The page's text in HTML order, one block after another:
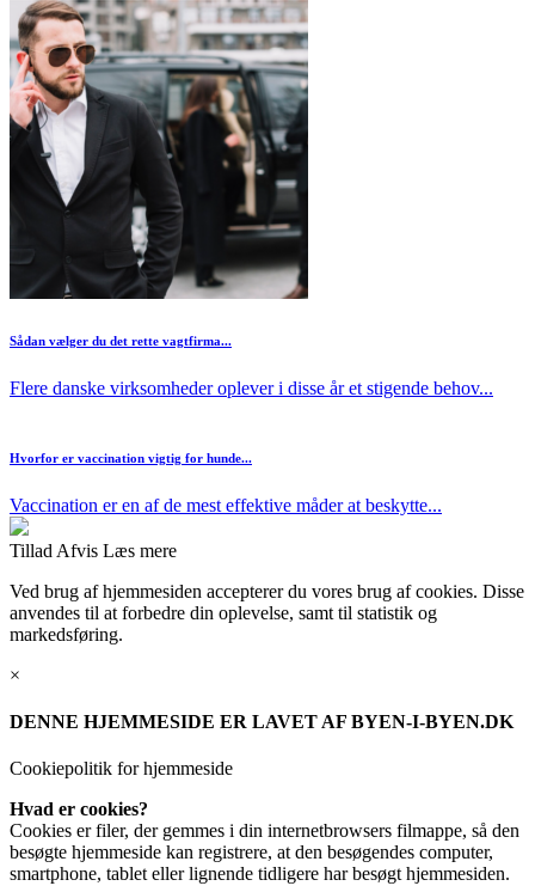
Sådan vælger du det rette vagtfirma...
Flere danske virksomheder oplever i disse år et stigende behov...
Hvorfor er vaccination vigtig for hunde...
Vaccination er en af de mest effektive måder at beskytte...
Tillad Afvis Læs mere
Ved brug af hjemmesiden accepterer du vores brug af cookies. Disse
anvendes til at forbedre din oplevelse, samt til statistik og
markedsføring.
×
DENNE HJEMMESIDE ER LAVET AF BYEN-I-BYEN.DK
Cookiepolitik for hjemmeside
Hvad er cookies?
Cookies er filer, der gemmes i din internetbrowsers filmappe, så den
besøgte hjemmeside kan registrere, at den besøgendes computer,
smartphone, tablet eller lignende tidligere har besøgt hjemmesiden.